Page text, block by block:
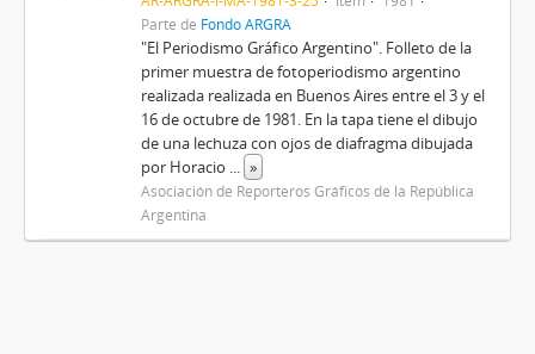
Parte de Fondo ARGRA
"El Periodismo Gráfico Argentino". Folleto de la
primer muestra de fotoperiodismo argentino
realizada realizada en Buenos Aires entre el 3 y el
16 de octubre de 1981. En la tapa tiene el dibujo
de una lechuza con ojos de diafragma dibujada
por Horacio ... »
Asociación de Reporteros Gráficos de la República
Argentina